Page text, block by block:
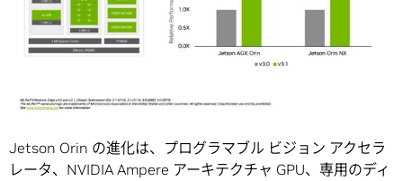
Jetson Orin の進化は、プログラマブル ビジョン アクセラ
レータ、NVIDIA Ampere アーキテクチャ GPU、専用のディ